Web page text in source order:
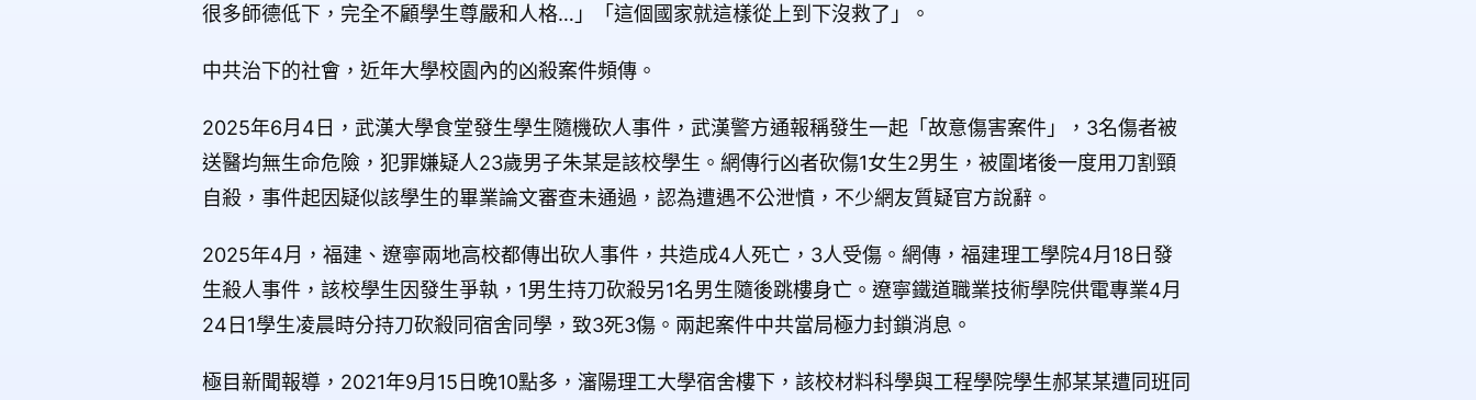
很多師德低下，完全不顧學生尊嚴和人格…」「這個國家就這樣從上到下沒救了」。
中共治下的社會，近年大學校園內的凶殺案件頻傳。
2025年6月4日，武漢大學食堂發生學生隨機砍人事件，武漢警方通報稱發生一起「故意傷害案件」，3名傷者被
送醫均無生命危險，犯罪嫌疑人23歲男子朱某是該校學生。網傳行凶者砍傷1女生2男生，被圍堵後一度用刀割頸
自殺，事件起因疑似該學生的畢業論文審查未通過，認為遭遇不公泄憤，不少網友質疑官方說辭。
2025年4月，福建、遼寧兩地高校都傳出砍人事件，共造成4人死亡，3人受傷。網傳，福建理工學院4月18日發
生殺人事件，該校學生因發生爭執，1男生持刀砍殺另1名男生隨後跳樓身亡。遼寧鐵道職業技術學院供電專業4月
24日1學生凌晨時分持刀砍殺同宿舍同學，致3死3傷。兩起案件中共當局極力封鎖消息。
極目新聞報導，2021年9月15日晚10點多，瀋陽理工大學宿舍樓下，該校材料科學與工程學院學生郝某某遭同班同